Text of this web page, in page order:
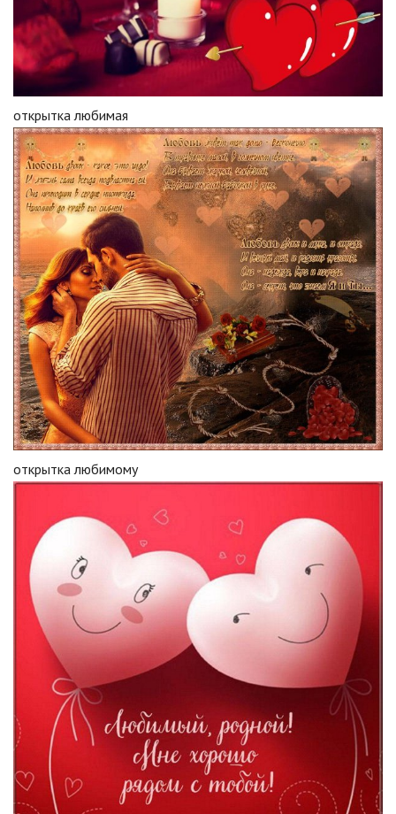
открытка любимая
открытка любимому